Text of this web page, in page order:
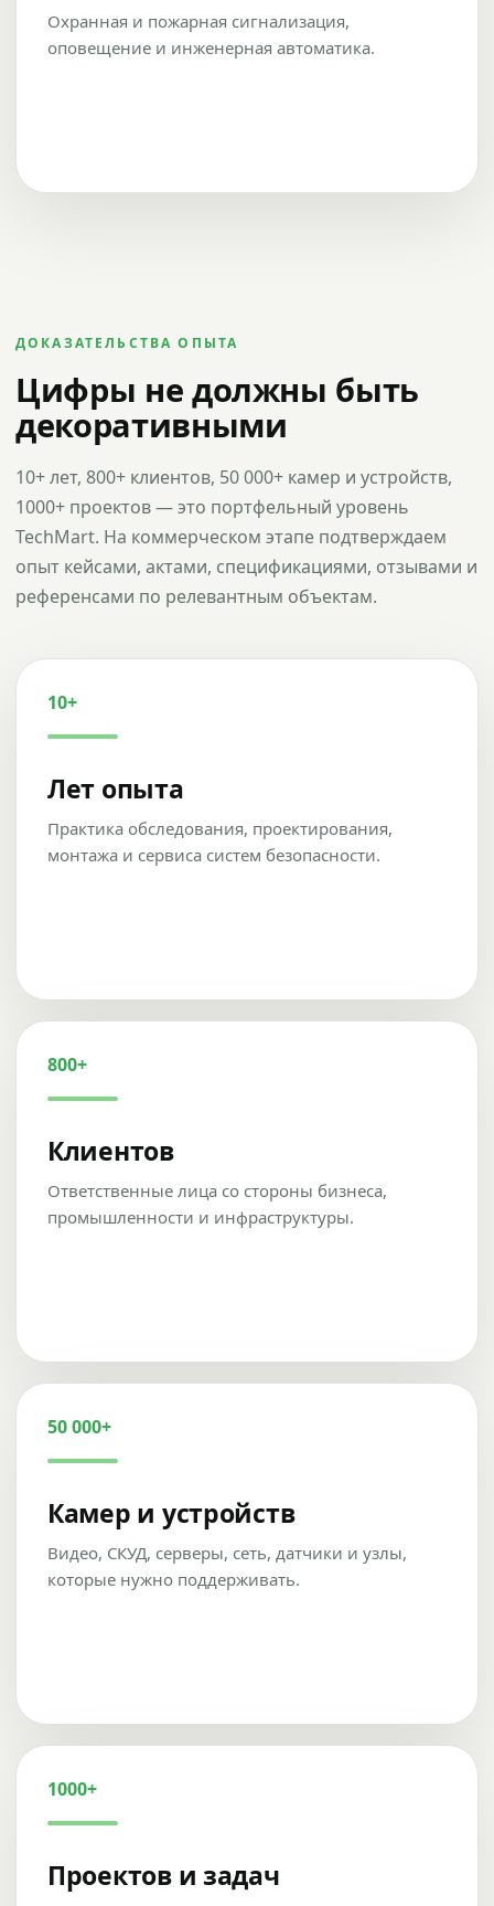
Охранная и пожарная сигнализация,
оповещение и инженерная автоматика.
ДОКАЗАТЕЛЬСТВА ОПЫТА
Цифры не должны быть
декоративными
10+ лет, 800+ клиентов, 50 000+ камер и устройств,
1000+ проектов — это портфельный уровень
TechMart. На коммерческом этапе подтверждаем
опыт кейсами, актами, спецификациями, отзывами и
референсами по релевантным объектам.
10+
Лет опыта
Практика обследования, проектирования,
монтажа и сервиса систем безопасности.
800+
Клиентов
Ответственные лица со стороны бизнеса,
промышленности и инфраструктуры.
50 000+
Камер и устройств
Видео, СКУД, серверы, сеть, датчики и узлы,
которые нужно поддерживать.
1000+
Проектов и задач